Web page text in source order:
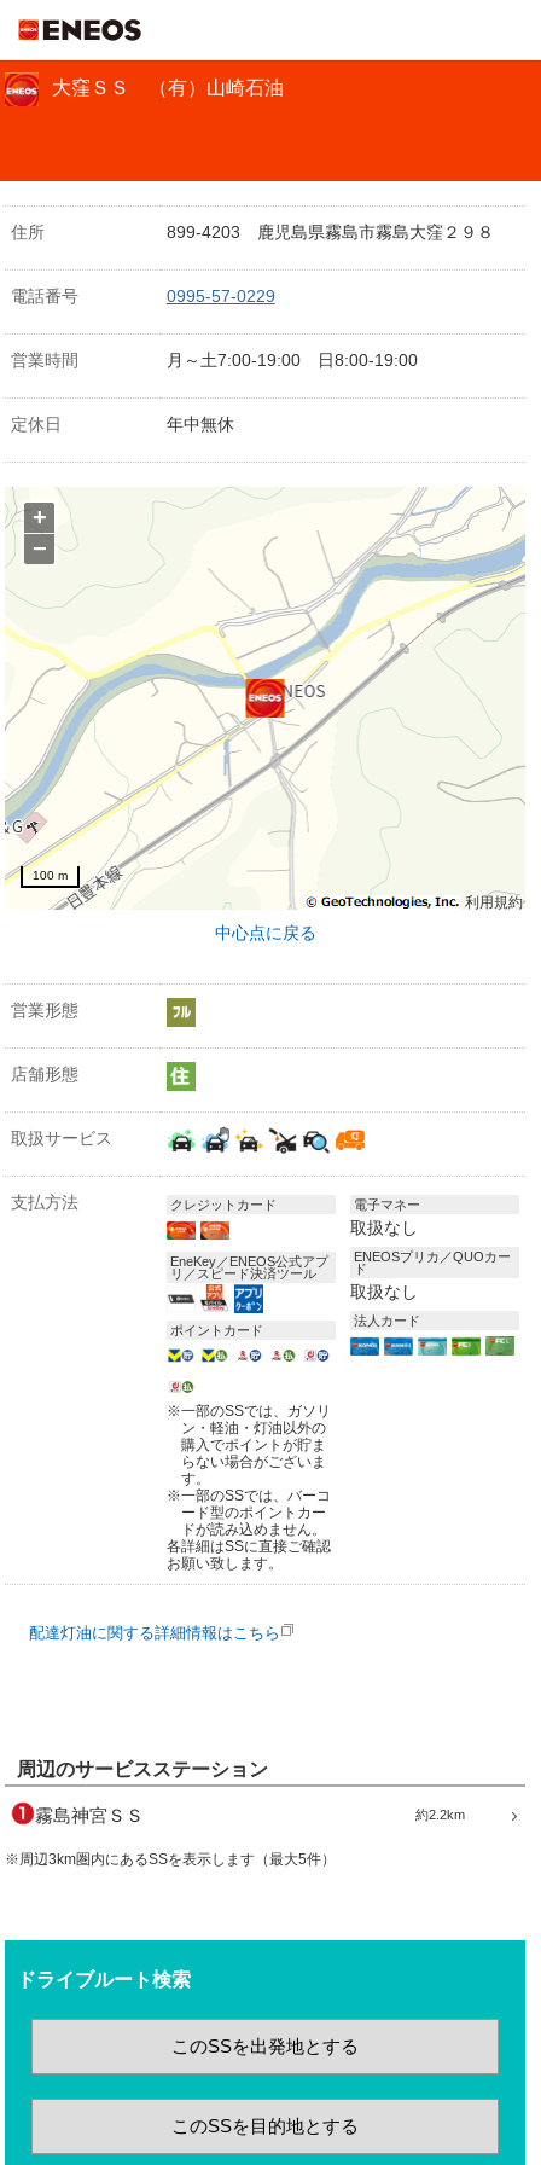
大窪ＳＳ （有）山崎石油
住所 899-4203 鹿児島県霧島市霧島大窪２９８
電話番号 0995-57-0229
営業時間 月～土7:00-19:00 日8:00-19:00
定休日 年中無休
利用規約
+
−
100 m
中心点に戻る
営業形態
店舗形態
取扱サービス
支払方法 クレジットカード
EneKey／ENEOS公式アプ
リ／スピード決済ツール
ポイントカード
※一部のSSでは、ガソリ
ン・軽油・灯油以外の
購入でポイントが貯ま
らない場合がございま
す。
※一部のSSでは、バーコ
ード型のポイントカー
ドが読み込めません。
各詳細はSSに直接ご確認
お願い致します。
電子マネー
取扱なし
ENEOSプリカ／QUOカー
ド
取扱なし
法人カード
配達灯油に関する詳細情報はこちら
周辺のサービスステーション
約2.2km
霧島神宮ＳＳ
※周辺3km圏内にあるSSを表示します（最大5件）
ドライブルート検索
このSSを出発地とする
このSSを目的地とする